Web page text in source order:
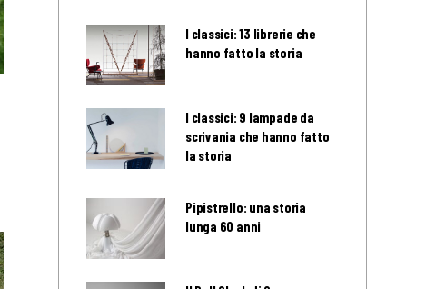
I classici: 13 librerie che
hanno fatto la storia
I classici: 9 lampade da
scrivania che hanno fatto
la storia
Pipistrello: una storia
lunga 60 anni